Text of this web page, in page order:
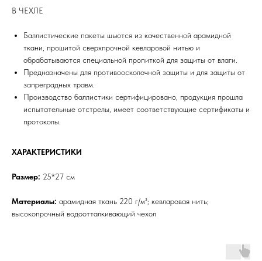
В ЧЕХЛЕ
Баллистические пакеты шьются из качественной арамидной
ткани, прошитой сверхпрочной кевларовой нитью и
обрабатываются специальной пропиткой для защиты от влаги.
Предназначены для противоосколочной защиты и для защиты от
запреградных травм.
Производство баллистики сертифицировано, продукция прошла
испытательные отстрелы, имеет соответствующие сертификаты и
протоколы.
ХАРАКТЕРИСТИКИ
Размер: 25*27 см
Материалы: арамидная ткань 220 г/м²; кевларовая нить;
высокопрочный водоотталкивающий чехол